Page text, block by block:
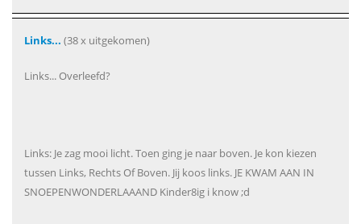
Links... (38 x uitgekomen)
Links... Overleefd?
Links: Je zag mooi licht. Toen ging je naar boven. Je kon kiezen
tussen Links, Rechts Of Boven. Jij koos links. JE KWAM AAN IN
SNOEPENWONDERLAAAND Kinder8ig i know ;d